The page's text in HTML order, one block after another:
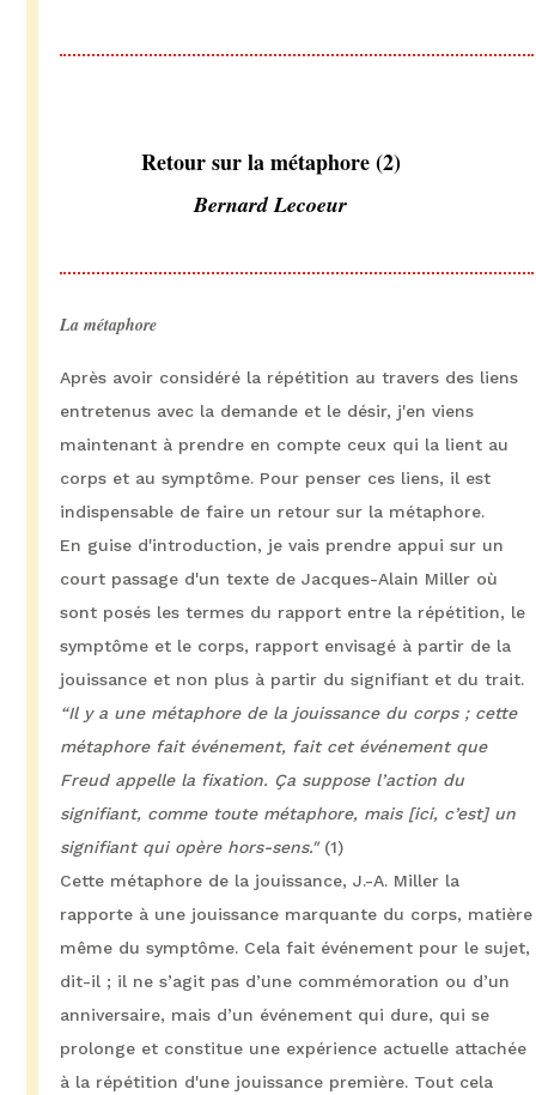
Retour sur la métaphore (2)
Bernard Lecoeur
La métaphore
Après avoir considéré la répétition au travers des liens
entretenus avec la demande et le désir, j'en viens
maintenant à prendre en compte ceux qui la lient au
corps et au symptôme. Pour penser ces liens, il est
indispensable de faire un retour sur la métaphore.
En guise d'introduction, je vais prendre appui sur un
court passage d'un texte de Jacques-Alain Miller où
sont posés les termes du rapport entre la répétition, le
symptôme et le corps, rapport envisagé à partir de la
jouissance et non plus à partir du signifiant et du trait.
“Il y a une métaphore de la jouissance du corps ; cette
métaphore fait événement, fait cet événement que
Freud appelle la fixation. Ça suppose l’action du
signifiant, comme toute métaphore, mais [ici, c’est] un
signifiant qui opère hors-sens." (1)
Cette métaphore de la jouissance, J.-A. Miller la
rapporte à une jouissance marquante du corps, matière
même du symptôme. Cela fait événement pour le sujet,
dit-il ; il ne s’agit pas d’une commémoration ou d’un
anniversaire, mais d’un événement qui dure, qui se
prolonge et constitue une expérience actuelle attachée
à la répétition d'une jouissance première. Tout cela